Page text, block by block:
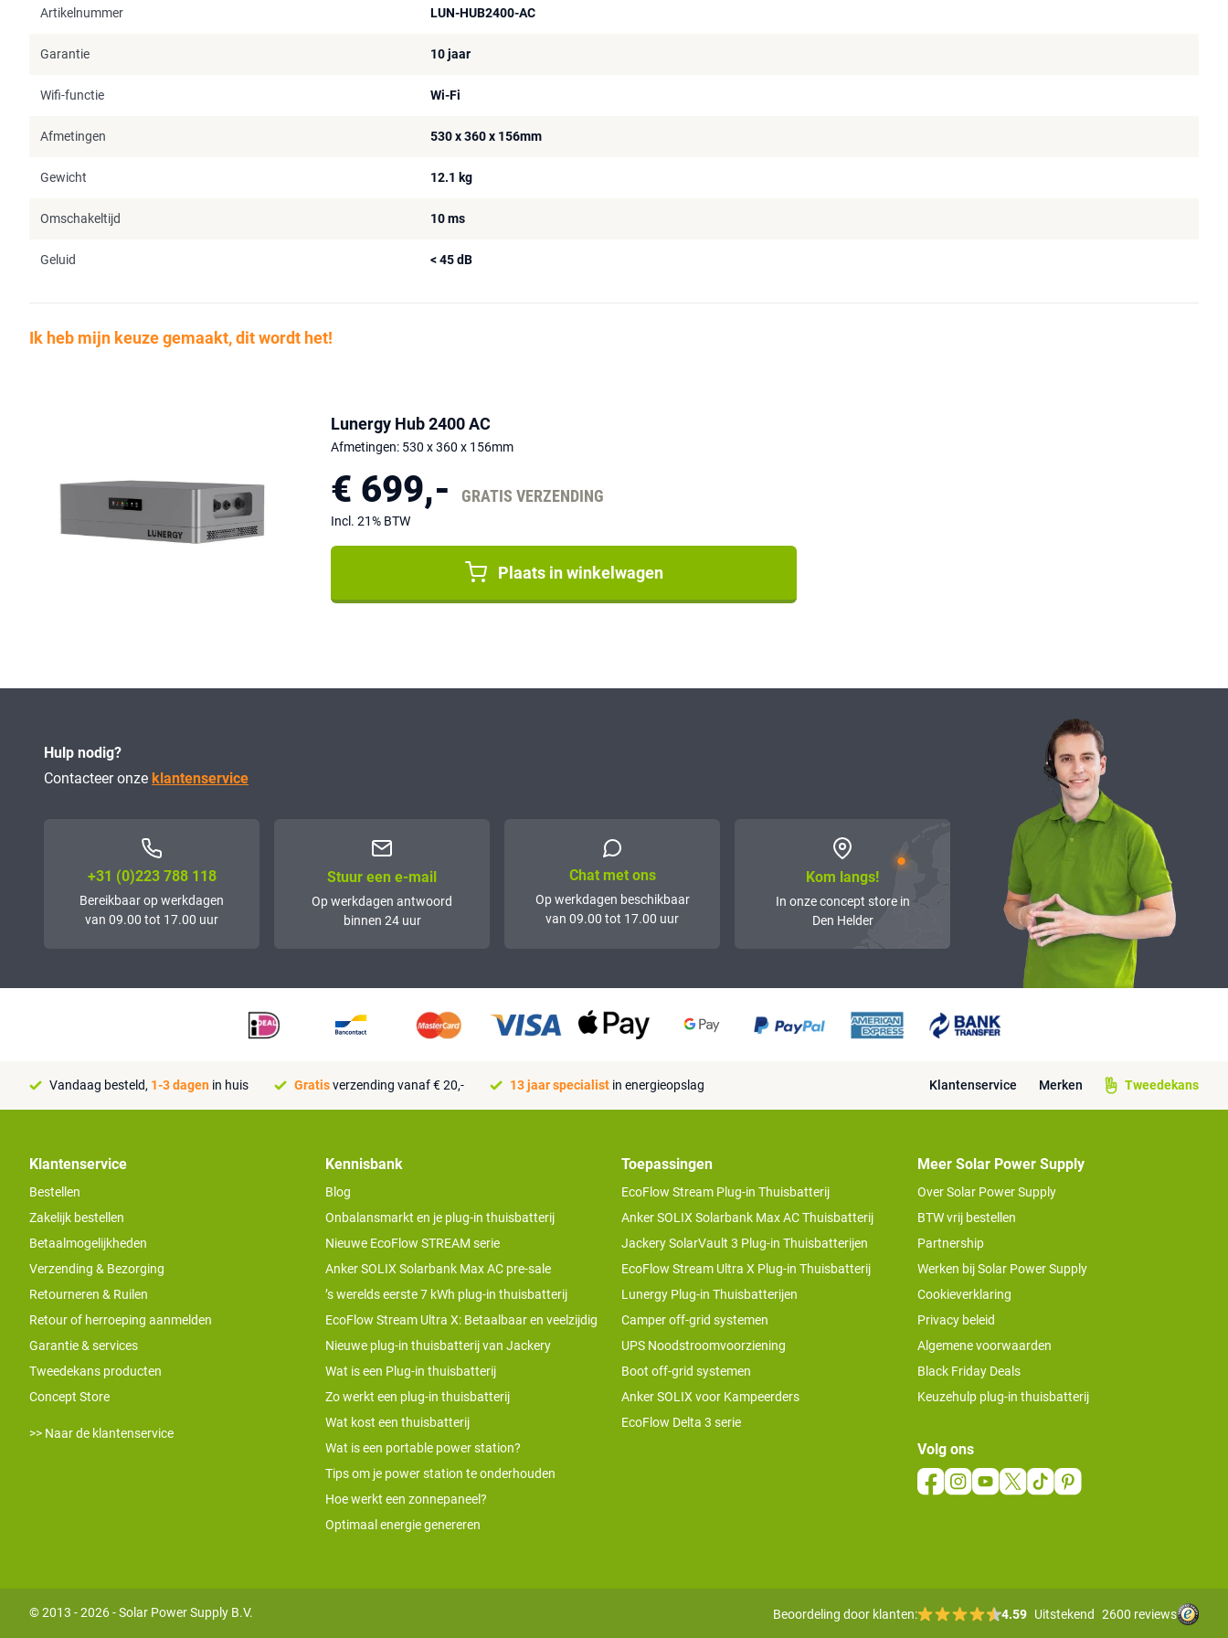
Artikelnummer LUN-HUB2400-AC
Garantie 10 jaar
Wifi-functie Wi-Fi
Afmetingen 530 x 360 x 156mm
Gewicht 12.1 kg
Omschakeltijd 10 ms
Geluid < 45 dB
Ik heb mijn keuze gemaakt, dit wordt het!
Lunergy Hub 2400 AC
Afmetingen: 530 x 360 x 156mm
€ 699,- GRATIS VERZENDING
Incl. 21% BTW
Plaats in winkelwagen
Hulp nodig?
Contacteer onze klantenservice
+31 (0)223 788 118
Bereikbaar op werkdagen
van 09.00 tot 17.00 uur
Stuur een e-mail
Op werkdagen antwoord
binnen 24 uur
Chat met ons
Op werkdagen beschikbaar
van 09.00 tot 17.00 uur
Kom langs!
In onze concept store in
Den Helder
Vandaag besteld, 1-3 dagen in huis Gratisverzending vanaf € 20,- 13 jaar specialist in energieopslag Klantenservice Merken Tweedekans
Klantenservice
Bestellen
Zakelijk bestellen
Betaalmogelijkheden
Verzending & Bezorging
Retourneren & Ruilen
Retour of herroeping aanmelden
Garantie & services
Tweedekans producten
Concept Store
>> Naar de klantenservice
Kennisbank
Blog
Onbalansmarkt en je plug-in thuisbatterij
Nieuwe EcoFlow STREAM serie
Anker SOLIX Solarbank Max AC pre-sale
’s werelds eerste 7 kWh plug-in thuisbatterij
EcoFlow Stream Ultra X: Betaalbaar en veelzijdig
Nieuwe plug-in thuisbatterij van Jackery
Wat is een Plug-in thuisbatterij
Zo werkt een plug-in thuisbatterij
Wat kost een thuisbatterij
Wat is een portable power station?
Tips om je power station te onderhouden
Hoe werkt een zonnepaneel?
Optimaal energie genereren
Toepassingen
EcoFlow Stream Plug-in Thuisbatterij
Anker SOLIX Solarbank Max AC Thuisbatterij
Jackery SolarVault 3 Plug-in Thuisbatterijen
EcoFlow Stream Ultra X Plug-in Thuisbatterij
Lunergy Plug-in Thuisbatterijen
Camper off-grid systemen
UPS Noodstroomvoorziening
Boot off-grid systemen
Anker SOLIX voor Kampeerders
EcoFlow Delta 3 serie
Meer Solar Power Supply
Over Solar Power Supply
BTW vrij bestellen
Partnership
Werken bij Solar Power Supply
Cookieverklaring
Privacy beleid
Algemene voorwaarden
Black Friday Deals
Keuzehulp plug-in thuisbatterij
Volg ons
© 2013 - 2026 - Solar Power Supply B.V. Beoordeling door klanten: 4.59 Uitstekend 2600 reviews